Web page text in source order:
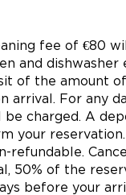
fee of €80
and dishwasher
of the amount
arrival. For any
charged. A
your reservation.
refundable.
50% of the
before your